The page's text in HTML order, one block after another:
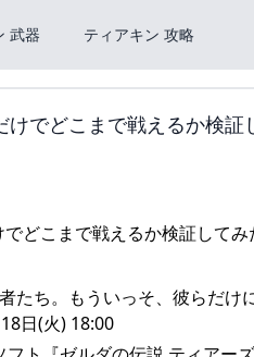
武器 ティアキン 攻略
でどこまで戦えるか検
たち。もういっそ、彼らだけ
日(火) 18:00